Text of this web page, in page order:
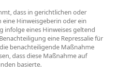
dass in gerichtlichen oder
Hinweisgeberin oder ein
infolge eines Hinweises geltend
eine Repressalie für
benachteiligende Maßnahme
dass diese Maßnahme auf
basierte.